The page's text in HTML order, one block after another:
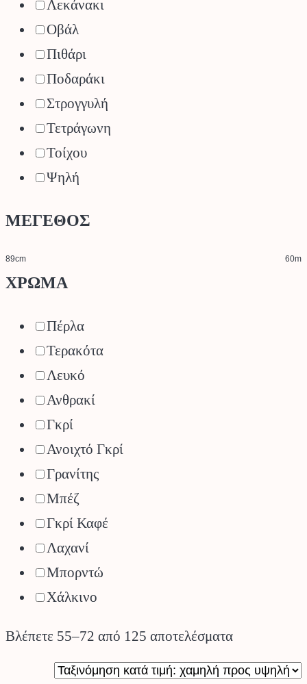
Λεκάνακι
Οβάλ
Πιθάρι
Ποδαράκι
Στρογγυλή
Τετράγωνη
Τοίχου
Ψηλή
ΜΕΓΕΘΟΣ
89cm 60m
ΧΡΩΜΑ
Πέρλα
Τερακότα
Λευκό
Ανθρακί
Γκρί
Ανοιχτό Γκρί
Γρανίτης
Μπέζ
Γκρί Καφέ
Λαχανί
Μπορντώ
Χάλκινο
Βλέπετε 55–72 από 125 αποτελέσματαSorted
by